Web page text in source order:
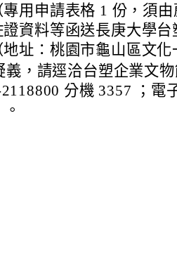
專用申請表格 1 份，須
證資料等函送長庚大學
地址：桃園市龜山區文
義，請逕洽台塑企業文
分機 3357 ；電